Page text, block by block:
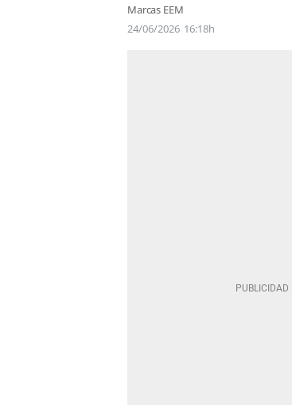
Marcas EEM
24/06/2026 16:18h